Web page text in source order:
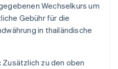
Wechselkurs um
Gebühr für die
in thailändische
Zusätzlich zu den oben